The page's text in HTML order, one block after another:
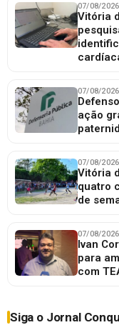
07/08/2026
Vitória
07/08/2026
ação
07/08/2026
Vitória
quatro
de
07/08/2026
Ivan
para
com
Siga o Jornal